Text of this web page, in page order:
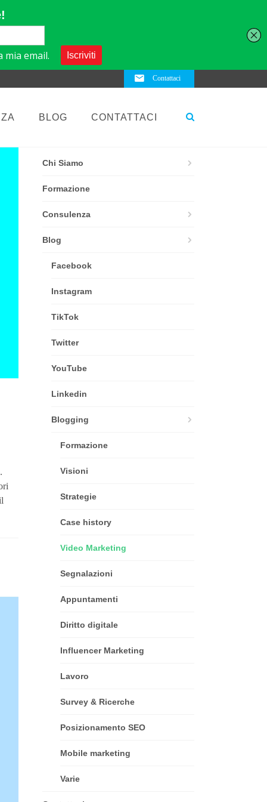
Contattaci
BLOG CONTATTACI
Chi Siamo
Formazione
Consulenza
Blog
Facebook
Instagram
TikTok
Twitter
YouTube
Linkedin
Blogging
Formazione
Visioni
Strategie
Case history
Video Marketing
Segnalazioni
Appuntamenti
Diritto digitale
Influencer Marketing
Lavoro
Survey & Ricerche
Posizionamento SEO
Mobile marketing
Varie